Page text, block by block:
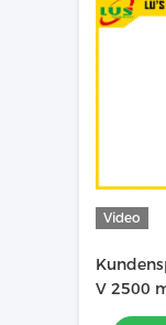
Video
V 2500